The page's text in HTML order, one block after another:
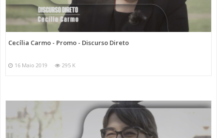
Cecília Carmo - Promo - Discurso Direto
16 Maio 2019 295 K